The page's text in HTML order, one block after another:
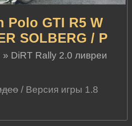
Polo GTI R5 W
SOLBERG / P
» DiRT Rally 2.0 ливреи
/ Версия игры 1.8